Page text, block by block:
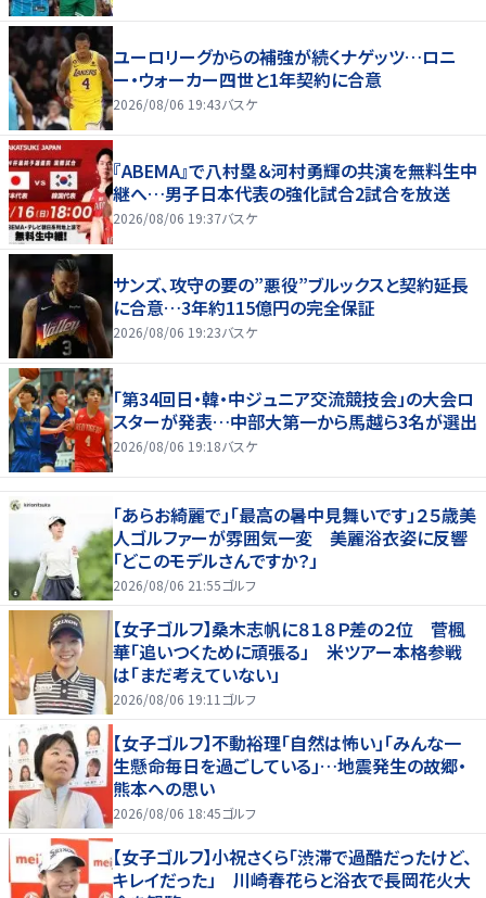
ユーロリーグからの補強が続くナゲッツ…ロニ
ー・ウォーカー四世と1年契約に合意
2026/08/06 19:43バスケ
『ABEMA』で八村塁＆河村勇輝の共演を無料生中
継へ…男子日本代表の強化試合2試合を放送
2026/08/06 19:37バスケ
サンズ、攻守の要の”悪役”ブルックスと契約延長
に合意…3年約115億円の完全保証
2026/08/06 19:23バスケ
「第34回日・韓・中ジュニア交流競技会」の大会ロ
スターが発表…中部大第一から馬越ら3名が選出
2026/08/06 19:18バスケ
「あらお綺麗で」「最高の暑中見舞いです」２５歳美
人ゴルファーが雰囲気一変 美麗浴衣姿に反響
「どこのモデルさんですか？」
2026/08/06 21:55ゴルフ
【女子ゴルフ】桑木志帆に８１８Ｐ差の２位 菅楓
華「追いつくために頑張る」 米ツアー本格参戦
は「まだ考えていない」
2026/08/06 19:11 ゴルフ
【女子ゴルフ】不動裕理「自然は怖い」「みんな一
生懸命毎日を過ごしている」…地震発生の故郷・
熊本への思い
2026/08/06 18:45ゴルフ
【女子ゴルフ】小祝さくら「渋滞で過酷だったけど、
キレイだった」 川崎春花らと浴衣で長岡花火大